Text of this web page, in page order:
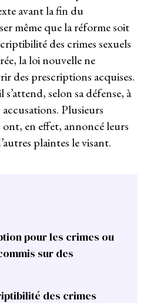
avant la fin du
même que la réforme soit
des crimes sexuels
la loi nouvelle ne
des prescriptions acquises.
selon sa défense, à
Plusieurs
ont, en effet, annoncé leurs
plaintes le visant.
pour les crimes ou
sur des
des crimes